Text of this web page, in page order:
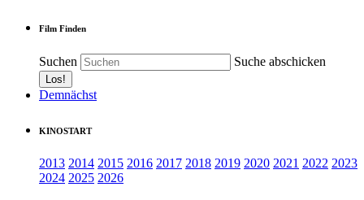
Film Finden
Suchen Suche abschicken
Demnächst
KINOSTART
2013 2014 2015 2016 2017 2018 2019 2020 2021 2022 2023
2024 2025 2026